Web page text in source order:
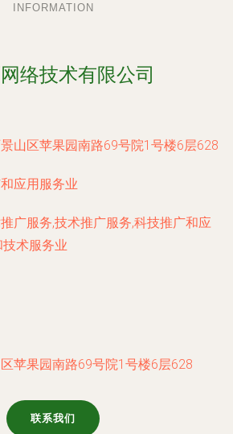
INFORMATION
络技术有限公司
山区苹果园南路69号院1号楼6层628
应用服务业
广服务,技术推广服务,科技推广和应
术服务业
苹果园南路69号院1号楼6层628
联系我们